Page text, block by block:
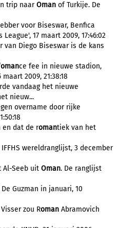
trip naarOman of Turkije. De
voor Biseswar, Benfica
17 maart 2009, 17:46:02
van Diego Biseswar is de kans
omance fee in nieuwe stadion,
2009, 21:38:18
vandaag het nieuwe
nieuw...
overname door rijke
en dat de romantiek van het
wereldranglijst, 3 december
Al-Seeb uit Oman. De ranglijst
Guzman in januari, 10
zou Roman Abramovich